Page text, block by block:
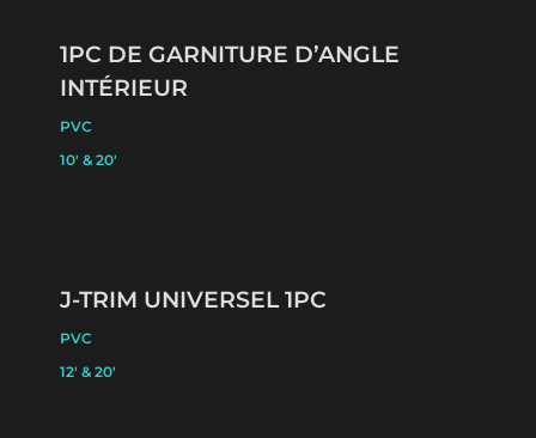
1PC DE GARNITURE D’ANGLE
INTÉRIEUR
PVC
10′ & 20′
J-TRIM UNIVERSEL 1PC
PVC
12′ & 20′